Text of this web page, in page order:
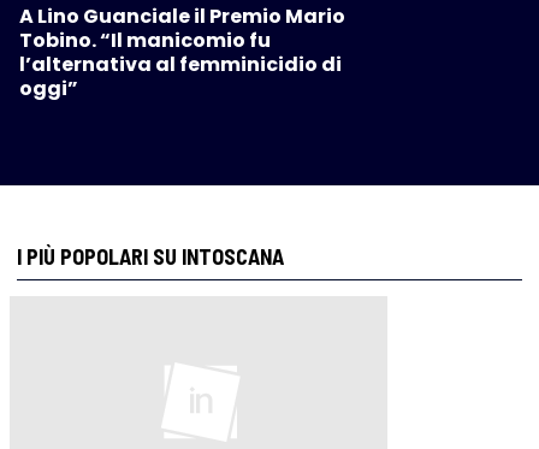
A Lino Guanciale il Premio Mario
Tobino. “Il manicomio fu
l’alternativa al femminicidio di
oggi”
I PIÙ POPOLARI SU INTOSCANA